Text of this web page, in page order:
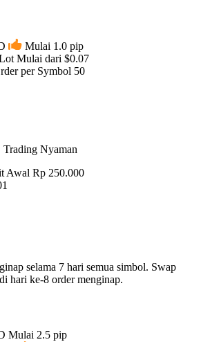
Mulai 1.0 pip
Mulai dari $0.07
per Symbol 50
Trading Nyaman
Awal Rp 250.000
selama 7 hari semua simbol. Swap
hari ke-8 order menginap.
Mulai 2.5 pip